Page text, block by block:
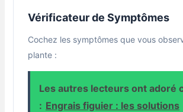
Vérificateur de Symptômes
Cochez les symptômes que vous
plante :
Les autres lecteurs ont adoré
: Engrais figuier : les solutions